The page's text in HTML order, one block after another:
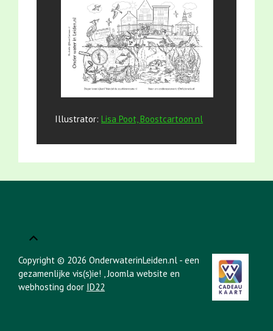
Illustrator: Lisa Poot, Boostcartoon.nl
Copyright © 2026 OnderwaterinLeiden.nl - een
gezamenlijke vis(s)ie! , Joomla website en
webhosting door ID22